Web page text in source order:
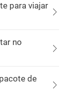
para viajar
no
de